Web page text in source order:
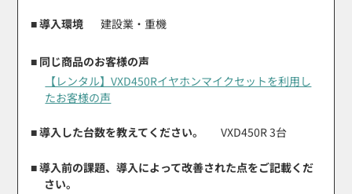
■ 導入環境 建設業・重機
■ 同じ商品のお客様の声
【レンタル】VXD450Rイヤホンマイクセットを利用し
たお客様の声
■ 導入した台数を教えてください。 VXD450R 3台
■ 導入前の課題、導入によって改善された点をご記載くだ
さい。